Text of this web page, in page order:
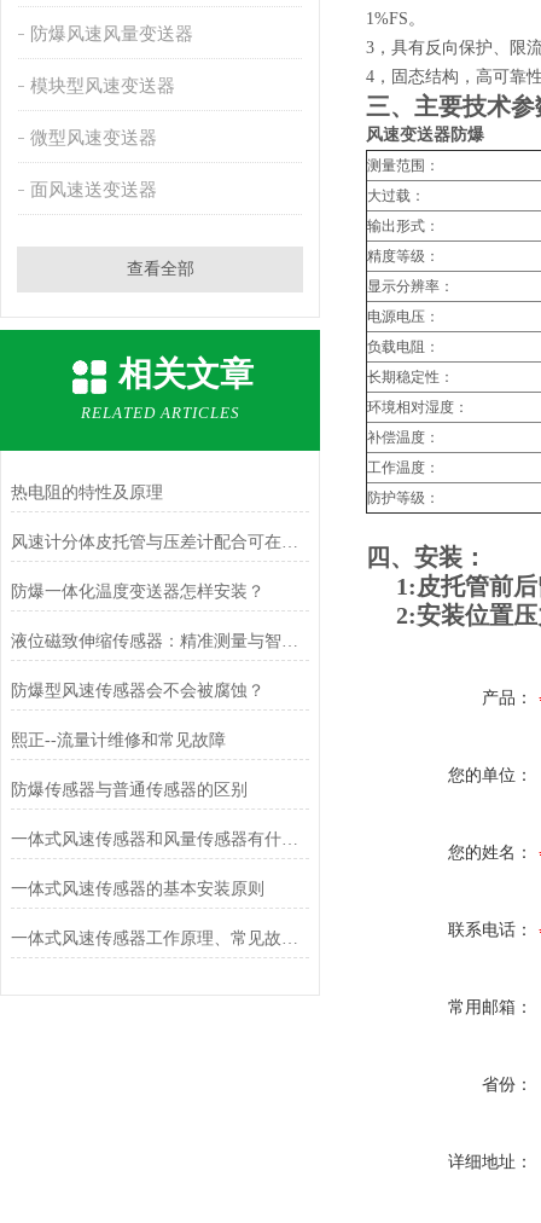
防爆风速风量变送器
模块型风速变送器
微型风速变送器
面风速送变送器
查看全部
相关文章
RELATED ARTICLES
热电阻的特性及原理
风速计分体皮托管与压差计配合可在哪些场合使用？
防爆一体化温度变送器怎样安装？
液位磁致伸缩传感器：精准测量与智能应用
防爆型风速传感器会不会被腐蚀？
熙正--流量计维修和常见故障
防爆传感器与普通传感器的区别
一体式风速传感器和风量传感器有什么不同？
一体式风速传感器的基本安装原则
一体式风速传感器工作原理、常见故障排查与运维建议
1%FS。
3 ，具有反向保护、限
4 ，固态结构，高可靠
三、主要技术参
风速变送器防爆
测量范围：
大过载：
输出形式：
精度等级：
显示分辨率：
电源电压：
负载电阻：
长期稳定性：
环境相对湿度：
补偿温度：
工作温度：
防护等级：
四、安装：
1:皮托管前
2:安装位置压
产品：
您的单位：
您的姓名：
联系电话：
常用邮箱：
省份：
详细地址：